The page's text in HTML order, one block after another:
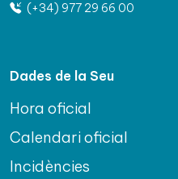
(+34) 977 29 66 00
Dades de la Seu
Hora oficial
Calendari oficial
Incidències